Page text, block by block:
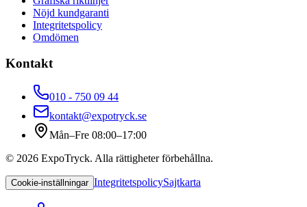
Nöjd kundgaranti
Integritetspolicy
Omdömen
Kontakt
010 - 750 09 44
kontakt@expotryck.se
Mån–Fre 08:00–17:00
© 2026 ExpoTryck. Alla rättigheter förbehållna.
Cookie-inställningar IntegritetspolicySajtkarta